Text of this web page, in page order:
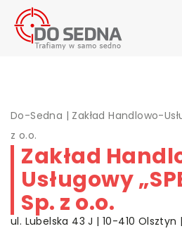
Do-Sedna | Zakład Handlowo-
z o.o.
Zakład
Usługowy
Sp. z o.o.
ul. Lubelska 43 J | 10-410